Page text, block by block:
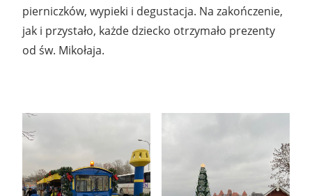
pierniczków, wypieki i degustacja. Na zakończenie,
jak i przystało, każde dziecko otrzymało prezenty
od św. Mikołaja.